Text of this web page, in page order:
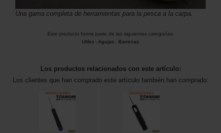
Una gama completa de herramientas para la pesca a la carpa.
Este producto forma parte de las siguientes categorías:
Utiles -Agujas - Barrenas
Los productos relacionados con este artículo:
Los clientes que han comprado este artículo también han comprado: